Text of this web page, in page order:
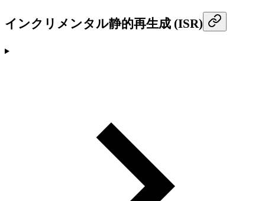
インクリメンタル静的再生成 (ISR)